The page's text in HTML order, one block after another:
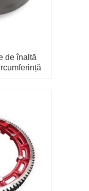
de înaltă